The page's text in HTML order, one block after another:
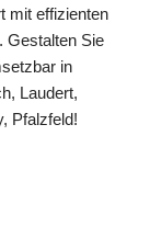
mit effizienten
Gestalten Sie
in
Laudert,
Pfalzfeld!